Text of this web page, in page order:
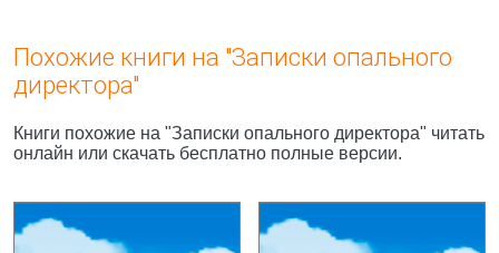
Похожие книги на "Записки опального
директора"
Книги похожие на "Записки опального директора" читать
онлайн или скачать бесплатно полные версии.